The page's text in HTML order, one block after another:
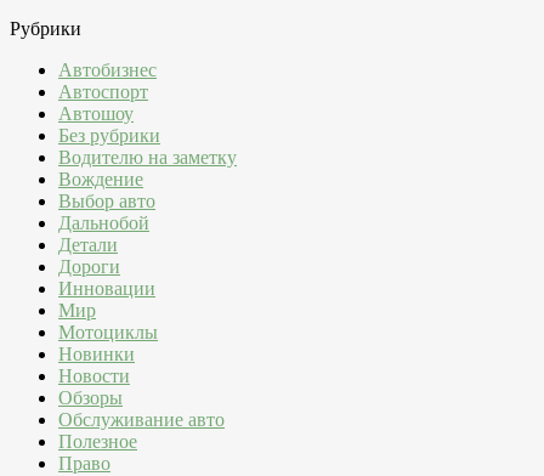
Рубрики
Автобизнес
Автоспорт
Автошоу
Без рубрики
Водителю на заметку
Вождение
Выбор авто
Дальнобой
Детали
Дороги
Инновации
Мир
Мотоциклы
Новинки
Новости
Обзоры
Обслуживание авто
Полезное
Право